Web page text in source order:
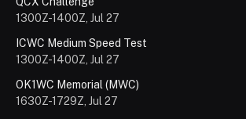
1300Z-1400Z, Jul 27
ICWC Medium Speed Test
1300Z-1400Z, Jul 27
OK1WC Memorial (MWC)
1630Z-1729Z, Jul 27